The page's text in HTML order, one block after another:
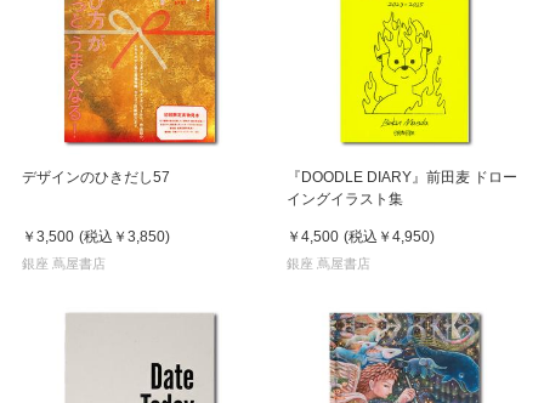
デザインのひきだし57
￥3,500 (税込 ￥3,850)
銀座 蔦屋書店
『DOODLE DIARY』前田麦 ドロー
イングイラスト集
￥4,500 (税込 ￥4,950)
銀座 蔦屋書店